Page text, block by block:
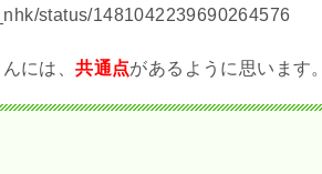
status/1481042239690264576
には、共通点があるように思います。